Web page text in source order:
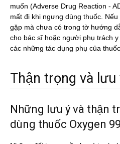
muốn (Adverse Drug Reaction -
mất đi khi ngưng dùng thuốc.
gặp mà chưa có trong tờ hướng
cho bác sĩ hoặc người phụ trách
các những tác dụng phụ của
Thận trọng và lưu
Những lưu ý và thận
dùng thuốc Oxygen